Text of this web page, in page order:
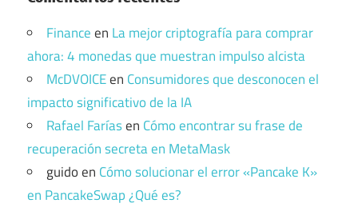
Financeen La mejor criptografía para comprar
ahora: 4 monedas que muestran impulso alcista
McDVOICEen Consumidores que desconocen el
impacto significativo de la IA
Rafael Faríasen Cómo encontrar su frase de
recuperación secreta en MetaMask
guidoen Cómo solucionar el error «Pancake K»
en PancakeSwap ¿Qué es?